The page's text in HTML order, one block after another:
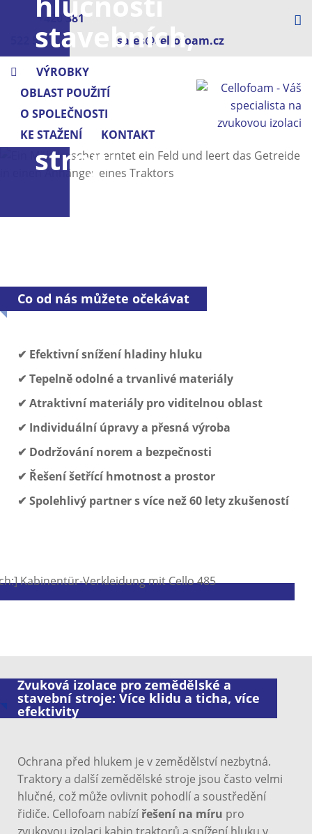
+420 381
522 544
sales@cellofoam.cz
VÝROBKY
OBLAST POUŽITÍ
O SPOLEČNOSTI
KE STAŽENÍ
KONTAKT
stavebních,
lesnických
a
zemědělských
strojů
Co od nás můžete očekávat
✔ Efektivní snížení hladiny hluku
✔ Tepelně odolné a trvanlivé materiály
✔ Atraktivní materiály pro viditelnou oblast
✔ Individuální úpravy a přesná výroba
✔ Dodržování norem a bezpečnosti
✔ Řešení šetřící hmotnost a prostor
✔ Spolehlivý partner s více než 60 lety zkušeností
Zvuková izolace pro zemědělské a
stavební stroje: Více klidu a ticha, více
efektivity
Ochrana před hlukem je v zemědělství nezbytná.
Traktory a další zemědělské stroje jsou často velmi
hlučné, což může ovlivnit pohodlí a soustředění
řidiče. Cellofoam nabízířešení na míru pro